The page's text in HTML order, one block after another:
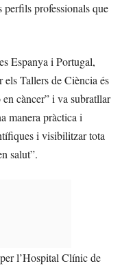
perfils professionals que
Espanya i Portugal,
els Tallers de Ciència és
càncer” i va subratllar
manera pràctica i
i visibilitzar tota
salut”.
l’Hospital Clínic de